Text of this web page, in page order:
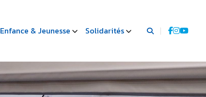
Enfance & Jeunesse Solidarités